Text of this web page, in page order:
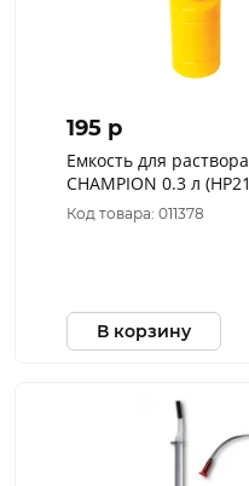
195 p
Емкость для раствора
CHAMPION 0.3 л (HP2130,
HP6160) C8101
Код товара: 011378
В корзину